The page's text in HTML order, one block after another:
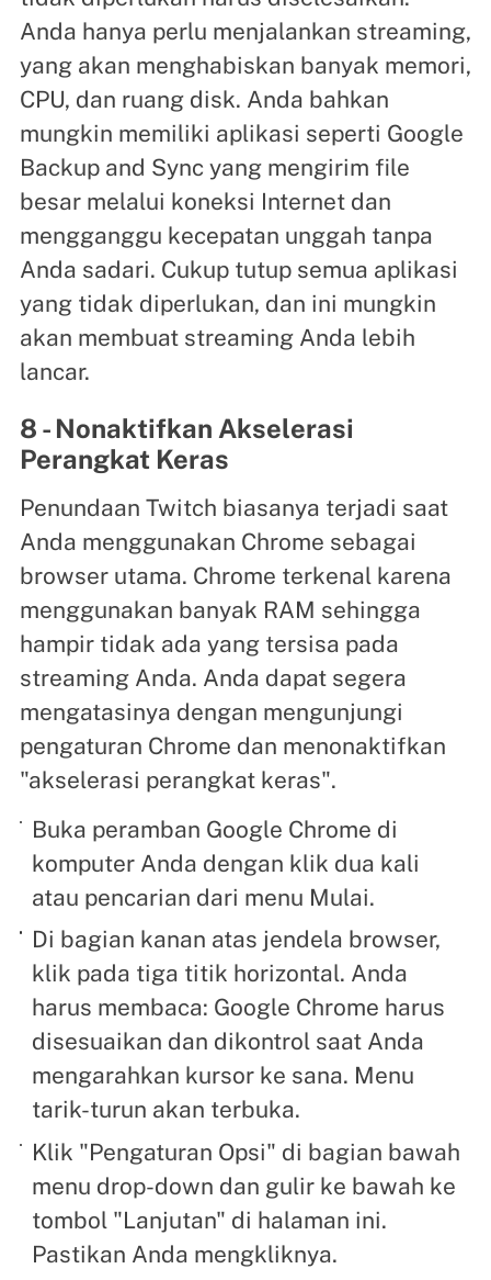
Anda hanya perlu menjalankan streaming,
yang akan menghabiskan banyak memori,
CPU, dan ruang disk. Anda bahkan
mungkin memiliki aplikasi seperti Google
Backup and Sync yang mengirim file
besar melalui koneksi Internet dan
mengganggu kecepatan unggah tanpa
Anda sadari. Cukup tutup semua aplikasi
yang tidak diperlukan, dan ini mungkin
akan membuat streaming Anda lebih
lancar.
8 - Nonaktifkan Akselerasi
Perangkat Keras
Penundaan Twitch biasanya terjadi saat
Anda menggunakan Chrome sebagai
browser utama. Chrome terkenal karena
menggunakan banyak RAM sehingga
hampir tidak ada yang tersisa pada
streaming Anda. Anda dapat segera
mengatasinya dengan mengunjungi
pengaturan Chrome dan menonaktifkan
"akselerasi perangkat keras".
Buka peramban Google Chrome di
komputer Anda dengan klik dua kali
atau pencarian dari menu Mulai.
Di bagian kanan atas jendela browser,
klik pada tiga titik horizontal. Anda
harus membaca: Google Chrome harus
disesuaikan dan dikontrol saat Anda
mengarahkan kursor ke sana. Menu
tarik-turun akan terbuka.
Klik "Pengaturan Opsi" di bagian bawah
menu drop-down dan gulir ke bawah ke
tombol "Lanjutan" di halaman ini.
Pastikan Anda mengkliknya.